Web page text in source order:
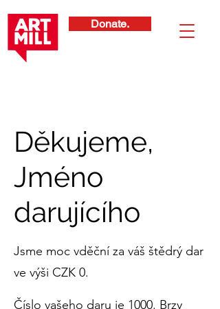
Donate.
Děkujeme,
Jméno
darujícího
Jsme moc vděční za váš štědrý dar
ve výši CZK 0.
Číslo vašeho daru je 1000. Brzy